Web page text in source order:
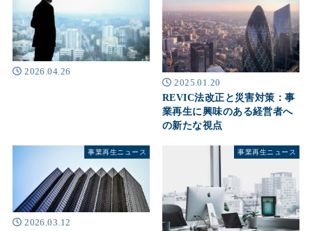
2026.04.26
2025.01.20
REVIC法改正と災害対策：事
業再生に興味のある経営者へ
の新たな視点
事業再生ニュース
2026.03.12
事業再生ニュース